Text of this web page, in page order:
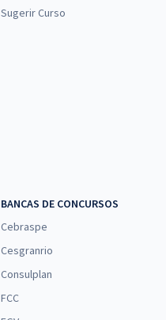
Sugerir Curso
BANCAS DE CONCURSOS
Cebraspe
Cesgranrio
Consulplan
FCC